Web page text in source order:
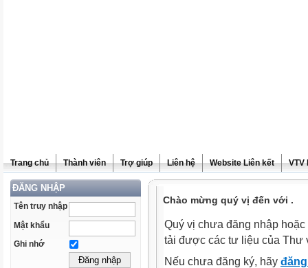
Trang chủ Thành viên Trợ giúp Liên hệ Website Liên kết VTV
ĐĂNG NHẬP
Tên truy nhập
Mật khẩu
Ghi nhớ
Chào mừng quý vị đến với .
Quý vị chưa đăng nhập
tải được các tư liệu của Thư
Nếu chưa đăng ký, hãy